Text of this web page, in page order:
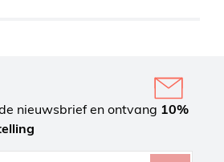
nieuwsbrief en ontvang 10%